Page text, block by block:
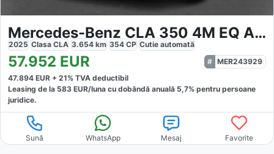
Mercedes-Benz CLA 350 4M EQ AMG-Sport
2025 Clasa CLA 3.654 km 354 CP Cutie automată
57.952 EUR
MER243929
47.894 EUR + 21% TVA deductibil
Leasing de la 583 EUR/luna cu dobăndă anuală 5,7% pentru persoane
juridice.
Sună WhatsApp Mesaj Favorite